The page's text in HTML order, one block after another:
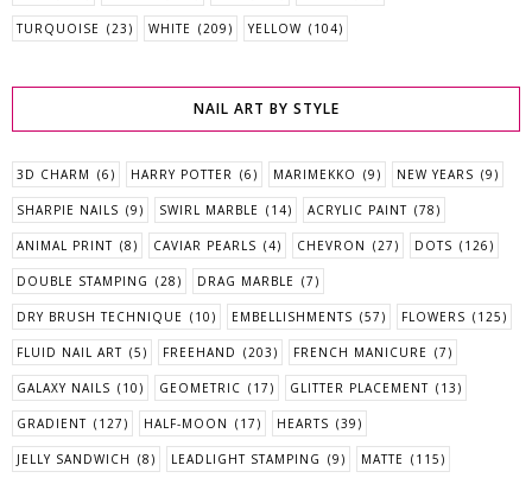
TURQUOISE (23) WHITE (209) YELLOW (104)
NAIL ART BY STYLE
3D CHARM (6) HARRY POTTER (6) MARIMEKKO (9) NEW YEARS (9)
SHARPIE NAILS (9) SWIRL MARBLE (14) ACRYLIC PAINT (78)
ANIMAL PRINT (8) CAVIAR PEARLS (4) CHEVRON (27) DOTS (126)
DOUBLE STAMPING (28) DRAG MARBLE (7)
DRY BRUSH TECHNIQUE (10) EMBELLISHMENTS (57) FLOWERS (125)
FLUID NAIL ART (5) FREEHAND (203) FRENCH MANICURE (7)
GALAXY NAILS (10) GEOMETRIC (17) GLITTER PLACEMENT (13)
GRADIENT (127) HALF-MOON (17) HEARTS (39)
JELLY SANDWICH (8) LEADLIGHT STAMPING (9) MATTE (115)